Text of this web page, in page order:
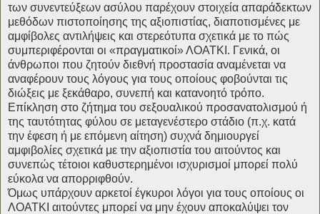
των συνεντεύξεων ασύλου παρέχουν στοιχεία απαράδεκτων
μεθόδων πιστοποίησης της αξιοπιστίας, διαποτισμένες με
αμφίβολες αντιλήψεις και στερεότυπα σχετικά με το πώς
συμπεριφέρονται οι «πραγματικοί» ΛΟΑΤΚΙ. Γενικά, οι
άνθρωποι που ζητούν διεθνή προστασία αναμένεται να
αναφέρουν τους λόγους για τους οποίους φοβούνται τις
διώξεις με ξεκάθαρο, συνεπή και κατανοητό τρόπο.
Επίκληση στο ζήτημα του σεξουαλικού προσανατολισμού ή
της ταυτότητας φύλου σε μεταγενέστερο στάδιο (π.χ. κατά
την έφεση ή με επόμενη αίτηση) συχνά δημιουργεί
αμφιβολίες σχετικά με την αξιοπιστία του αιτούντος και
συνεπώς τέτοιοι καθυστερημένοι ισχυρισμοί μπορεί πολύ
εύκολα να απορριφθούν.
Όμως υπάρχουν αρκετοί έγκυροι λόγοι για τους οποίους οι
ΛΟΑΤΚΙ αιτούντες μπορεί να μην έχουν αποκαλύψει τον